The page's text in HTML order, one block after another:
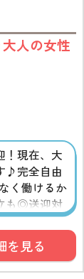
人の女性
！現在、大
♪完全自由
く働けるか
も◎送迎対
女性に嬉し
めての方
ポート体
します♪
を見る